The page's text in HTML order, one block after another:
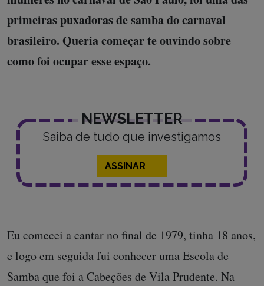
primeiras puxadoras de samba do carnaval
brasileiro. Queria começar te ouvindo sobre
como foi ocupar esse espaço.
NEWSLETTER
Saiba de tudo que investigamos
ASSINAR
Eu comecei a cantar no final de 1979, tinha 18 anos,
e logo em seguida fui conhecer uma Escola de
Samba que foi a Cabeções de Vila Prudente. Na